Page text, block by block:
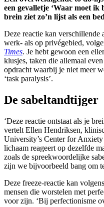
een gevalletje ‘Waar moet ik
brein ziet zo’n lijst als een
Deze reactie kan
werk- als op privégebied,
Times. Je hebt gewoon een
klusjes, taken die allemaal
opdracht waarbij je niet meer
‘task paralysis’.
De sabeltandtijger
‘Deze reactie ontstaat als je
vertelt Ellen Hendriksen,
University’s Center for
lichaam reageert op dezelfde
zoals de spreekwoordelijke
zijn we bijvoorbeeld bang om
Deze freeze-reactie kan
mensen die worstelen met
voor zijn. ‘Bij perfectionisme